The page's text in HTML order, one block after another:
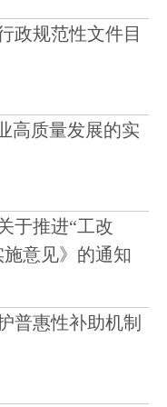
政规范性文件目
高质量发展的实
于推进“工改
意见》的通知
普惠性补助机制